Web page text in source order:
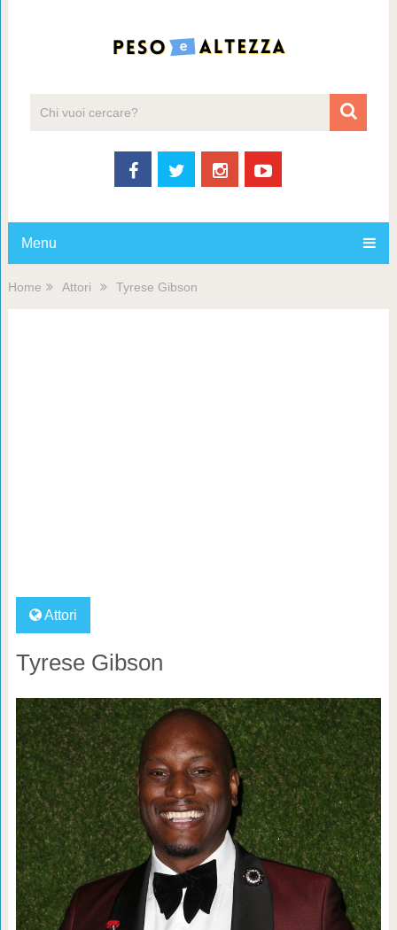
Menu
Home Attori Tyrese Gibson
Attori
Tyrese Gibson